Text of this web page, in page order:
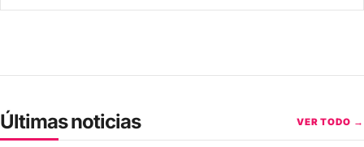
Últimas noticias VER TODO →